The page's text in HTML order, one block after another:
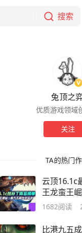
搜索
兔顶之
优质游戏领域
关注
TA的热门
云顶16.1c
王龙蛮王
玩法
1682阅读
比港九五